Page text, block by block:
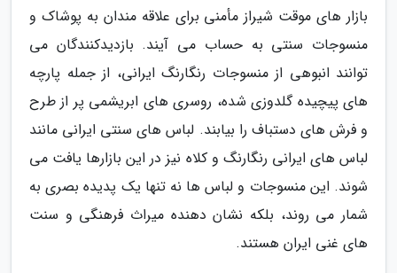
بازار های موقت شیراز مأمنی برای علاقه مندان به پوشاک و
منسوجات سنتی به حساب می آیند. بازدیدکنندگان می
توانند انبوهی از منسوجات رنگارنگ ایرانی، از جمله پارچه
های پیچیده گلدوزی شده، روسری های ابریشمی پر از طرح
و فرش های دستباف را بیابند. لباس های سنتی ایرانی مانند
لباس های ایرانی رنگارنگ و کلاه نیز در این بازارها یافت می
شوند. این منسوجات و لباس ها نه تنها یک پدیده بصری به
شمار می روند، بلکه نشان دهنده میراث فرهنگی و سنت
های غنی ایران هستند.